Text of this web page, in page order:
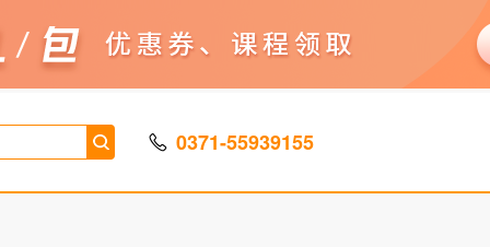
0371-55939155